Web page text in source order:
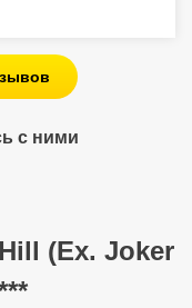
с ними
(Ex. Joker